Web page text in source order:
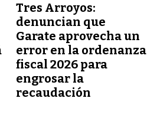
Tres Arroyos:
denuncian que
Garate aprovecha un
error en la ordenanza
fiscal 2026 para
engrosar la
recaudación